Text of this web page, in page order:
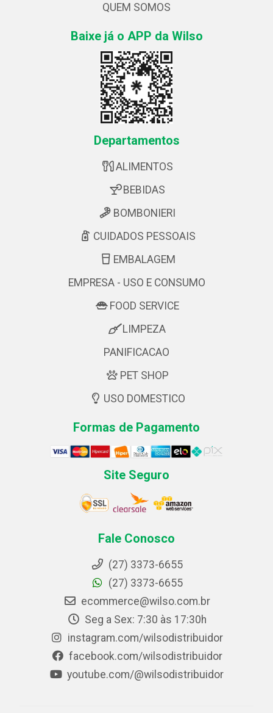
QUEM SOMOS
Baixe já o APP da Wilso
Departamentos
ALIMENTOS
BEBIDAS
BOMBONIERI
CUIDADOS PESSOAIS
EMBALAGEM
EMPRESA - USO E CONSUMO
FOOD SERVICE
LIMPEZA
PANIFICACAO
PET SHOP
USO DOMESTICO
Formas de Pagamento
Site Seguro
Fale Conosco
(27) 3373-6655
(27) 3373-6655
ecommerce@wilso.com.br
Seg a Sex: 7:30 às 17:30h
instagram.com/wilsodistribuidor
facebook.com/wilsodistribuidor
youtube.com/@wilsodistribuidor